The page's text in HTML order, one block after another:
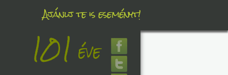
Ajánlj te is eseményt!
101 éve